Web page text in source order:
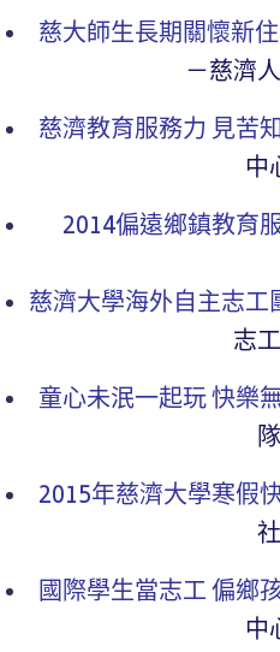
慈大師生長期關懷新
－慈濟
慈濟教育服務力 見苦
中
2014偏遠鄉鎮教育
慈濟大學海外自主志工
志
童心未泯一起玩 快樂
隊
2015年慈濟大學寒假
社
國際學生當志工 偏鄉
中